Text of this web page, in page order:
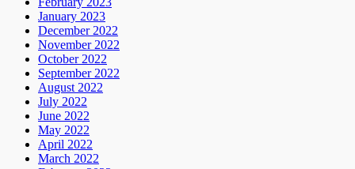
January 2023
December 2022
November 2022
October 2022
September 2022
August 2022
July 2022
June 2022
May 2022
April 2022
March 2022